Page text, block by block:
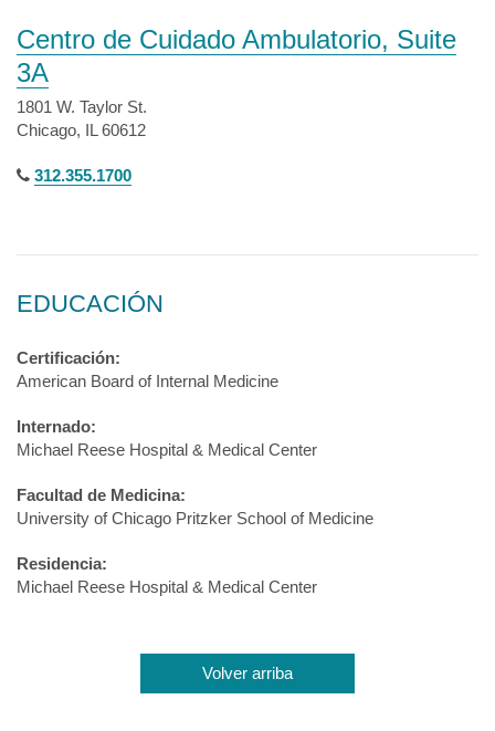
Centro de Cuidado Ambulatorio, Suite
3A
1801 W. Taylor St.
Chicago, IL 60612
312.355.1700
EDUCACIÓN
Certificación:
American Board of Internal Medicine
Internado:
Michael Reese Hospital & Medical Center
Facultad de Medicina:
University of Chicago Pritzker School of Medicine
Residencia:
Michael Reese Hospital & Medical Center
Volver arriba